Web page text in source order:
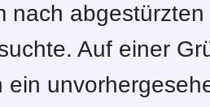
nach
Auf einer
ein